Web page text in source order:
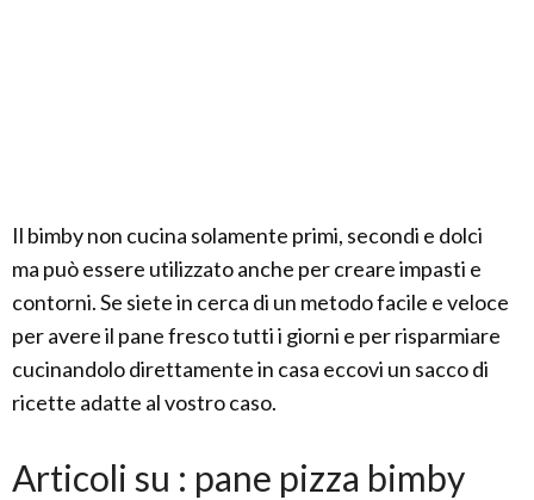
Il bimby non cucina solamente primi, secondi e dolci
ma può essere utilizzato anche per creare impasti e
contorni. Se siete in cerca di un metodo facile e veloce
per avere il pane fresco tutti i giorni e per risparmiare
cucinandolo direttamente in casa eccovi un sacco di
ricette adatte al vostro caso.
Articoli su : pane pizza bimby